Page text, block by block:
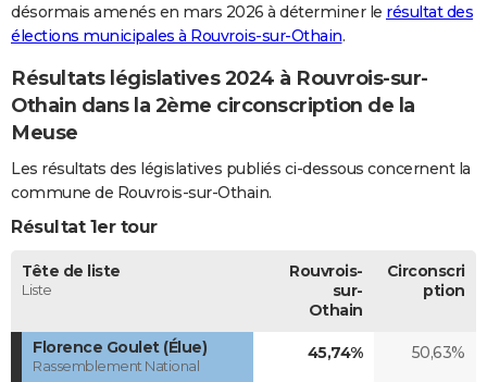
FORUM
désormais amenés en mars 2026 à déterminer le résultat des
élections municipales à Rouvrois-sur-Othain.
Résultats législatives 2024 à Rouvrois-sur-
Othain dans la 2ème circonscription de la
Meuse
Les résultats des législatives publiés ci-dessous concernent la
commune de Rouvrois-sur-Othain.
Résultat 1er tour
Tête de liste
Liste
Rouvrois-
sur-
Othain
Circonscri
ption
Florence Goulet (Élue)
Rassemblement National
45,74% 50,63%